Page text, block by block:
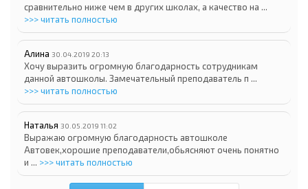
сравнительно ниже чем в других школах, а качество на ...
>>> читать полностью
Алина 30.04.2019 20:13
Хочу выразить огромную благодарность сотрудникам
данной автошколы. Замечательный преподаватель п ...
>>> читать полностью
Наталья 30.05.2019 11:02
Выражаю огромную благодарность автошколе
Автовек,хорошие преподаватели,обьясняют очень понятно
и ... >>> читать полностью